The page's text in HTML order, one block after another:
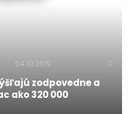
04.10.2019 0
zodpovedne a
ako 320 000